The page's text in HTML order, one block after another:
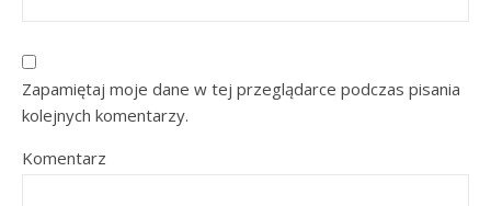
Zapamiętaj moje dane w tej przeglądarce podczas pisania
kolejnych komentarzy.
Komentarz